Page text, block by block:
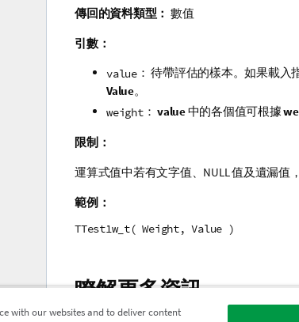
傳回的資料類型： 數值
引數：
value： 待帶評估的樣本。如果載入
Value。
weight： value中的各個值可根據
限制：
運算式值中若有文字值、 NULL值及遺漏值
範例：
TTest1w_t( Weight, Value )
瞭解更多資訊
with our websites and to deliver content